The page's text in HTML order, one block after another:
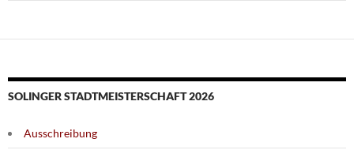
SOLINGER STADTMEISTERSCHAFT 2026
Ausschreibung